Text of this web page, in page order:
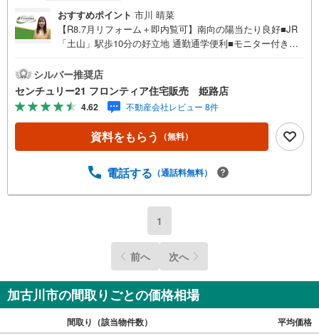
おすすめポイント 市川 晴菜
【R8.7月リフォーム＋即内覧可】南向の陽当たり良好■JR
「土山」駅歩10分の好立地 通勤通学便利■モニター付きイ
て雨の日も心強い設備 特徴・ご家族との会話が弾むカウン
ターキッチンを採用・全居室に収納スペースを確保しお部
屋をすっきり保てます・安心の管理人日勤体制とエレベー
ターを完備 リフォーム内容キッチン、浴室、トイレ、洗面
所、給湯器、内装全面（床・壁・天井・建具） 立地・平岡
東小学校まで徒歩約10分・平岡中学校まで徒歩約39分 弊社
プランナーが資金計画をサポート！2.買い替えなどにも対
があるため、最も低金利になるように審査が可能！4.物件
フォームプランナーがご提案！弊社は専門家同士が連携を
とっているため、より多くの知見がございます。お気軽に
お問合せください！
シルバー推奨店
センチュリー21 フロンティア住宅販売 姫路店
4.62 不動産会社レビュー 8件
資料をもらう （無料）
電話する （通話料無料）
1
前へ 次へ
加古川市の間取りごとの価格相場
間取り（該当物件数） 平均価格